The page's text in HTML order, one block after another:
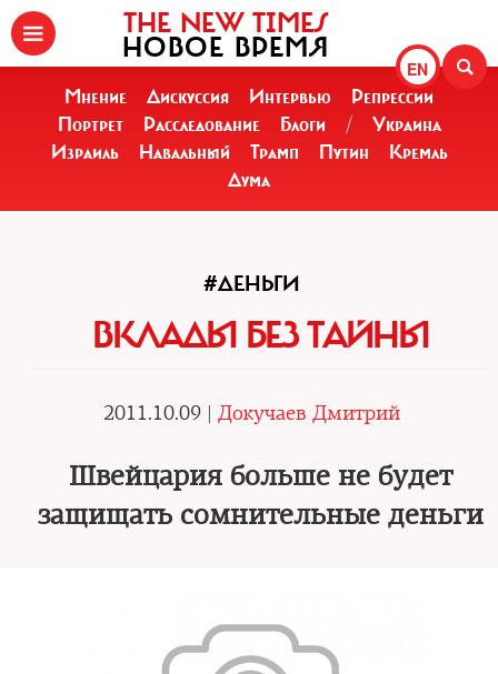
EN
THE NEW TIMES
НОВОЕ ВРЕМЯ
Мнение Дискуссия Интервью
Репрессии
Портрет
Расследование Блоги /
Украина
Израиль
Навальный Трамп Путин
Кремль
Дума
#ДЕНЬГИ
ВКЛАДЫ БЕЗ ТАЙНЫ
2011.10.09 | Докучаев Дмитрий
Швейцария больше не будет
защищать сомнительные деньги